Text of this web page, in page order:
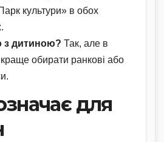
культури» в обох
з дитиною? Так, але в
краще обирати ранкові або
для